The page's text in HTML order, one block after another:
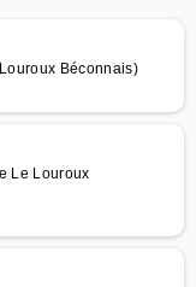
Béconnais)
Le Louroux